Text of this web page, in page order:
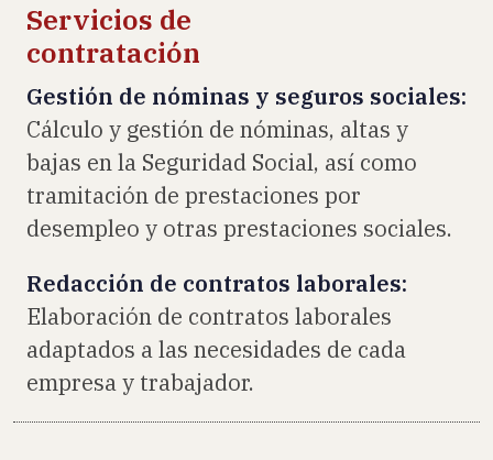
Servicios de
contratación
Gestión de nóminas y seguros sociales:
Cálculo y gestión de nóminas, altas y
bajas en la Seguridad Social, así como
tramitación de prestaciones por
desempleo y otras prestaciones sociales.
Redacción de contratos laborales:
Elaboración de contratos laborales
adaptados a las necesidades de cada
empresa y trabajador.